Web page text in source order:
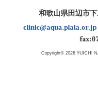
和歌山県田辺市
clinic@aqua.plala.or.jp
Copyright© 2026 YUICHI